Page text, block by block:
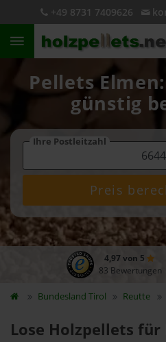
+49 8731 7409626
Pellets
günstig
Ihre Postleitzahl
Preis
4,97 von 5
83 Bewertungen
Bundesland Tirol Reutte
Lose Holzpellets für